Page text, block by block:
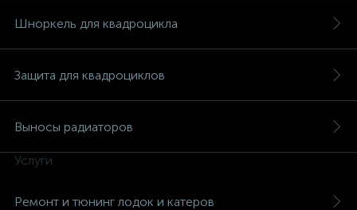
Шноркель для квадроцикла
Защита для квадроциклов
Выносы радиаторов
Услуги
Ремонт и тюнинг лодок и катеров